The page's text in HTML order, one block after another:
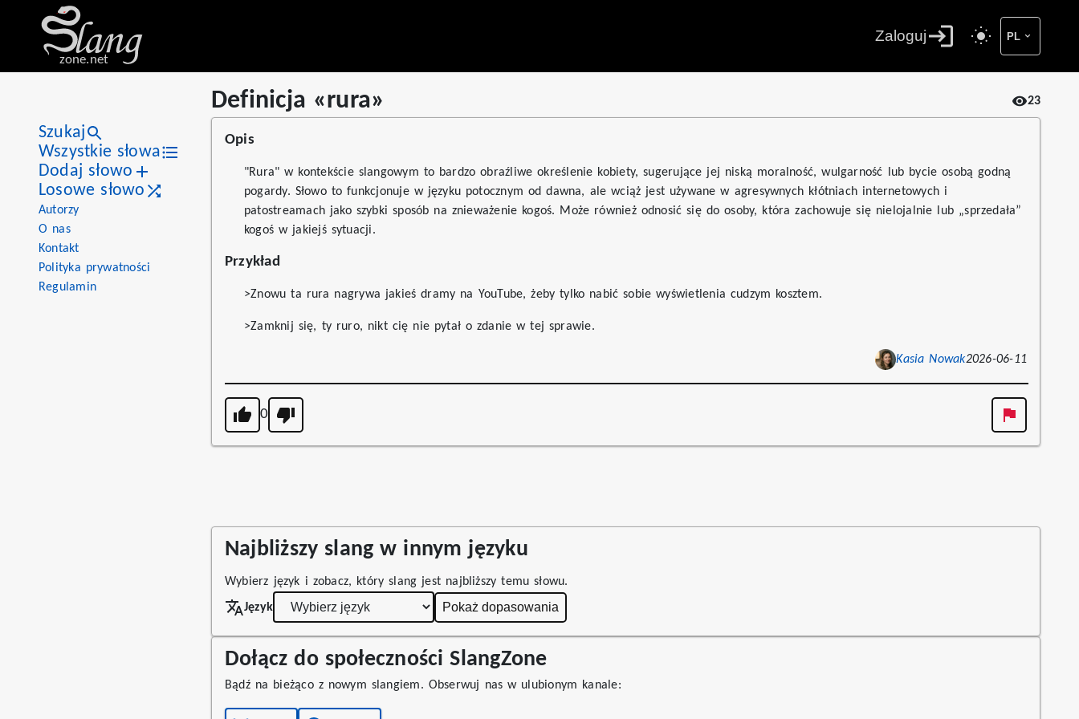
zone.net
Zaloguj PL
Szukaj
Wszystkie słowa
Dodaj słowo
Losowe słowo
Autorzy
O nas
Kontakt
Polityka prywatności
Regulamin
Definicja «rura»
23
Definicja «rura»
Stat
Value
Views
23
Definitions
First seen
2026
Opis
"Rura" w kontekście slangowym to bardzo obraźliwe określenie kobiety, sugerujące jej niską moralność, wulgarność lub bycie osobą godną
pogardy. Słowo to funkcjonuje w języku potocznym od dawna, ale wciąż jest używane w agresywnych kłótniach internetowych i
patostreamach jako szybki sposób na znieważenie kogoś. Może również odnosić się do osoby, która zachowuje się nielojalnie lub „sprzedała”
kogoś w jakiejś sytuacji.
Przykład
>Znowu ta rura nagrywa jakieś dramy na YouTube, żeby tylko nabić sobie wyświetlenia cudzym kosztem.
>Zamknij się, ty ruro, nikt cię nie pytał o zdanie w tej sprawie.
Kasia Nowak2026-06-11
0
Najbliższy slang w innym języku
Wybierz język i zobacz, który slang jest najbliższy temu słowu.
Język
Pokaż dopasowania
Dołącz do społeczności SlangZone
Bądź na bieżąco z nowym slangiem. Obserwuj nas w ulubionym kanale: